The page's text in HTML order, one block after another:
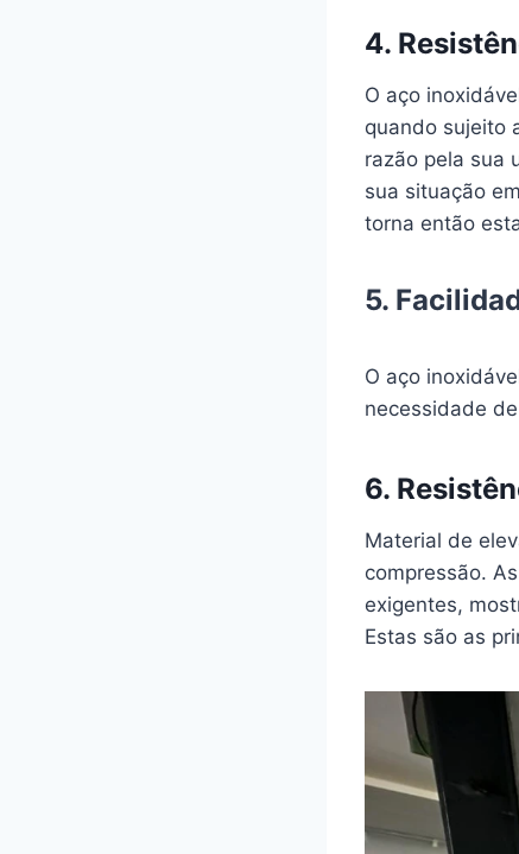
4.
O aço
quando sujeito
razão pela sua
sua situação
torna então
5.
O aço
necessidade
6.
Material de
compressão.
exigentes,
Estas são as